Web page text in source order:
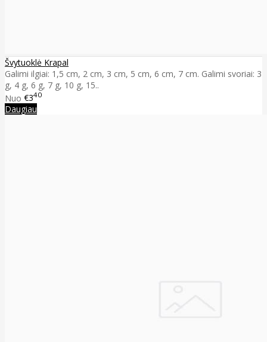
Švytuoklė Krapal
Galimi ilgiai: 1,5 cm, 2 cm, 3 cm, 5 cm, 6 cm, 7 cm. Galimi svoriai: 3
g, 4 g, 6 g, 7 g, 10 g, 15..
Nuo €340
Daugiau